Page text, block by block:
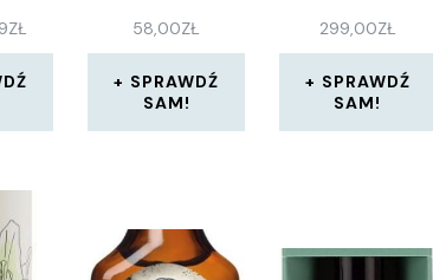
ZŁ
ML
58,00ZŁ
SPRAWDŹ
SAM!
50ML
299,00ZŁ
SPRAWDŹ
SAM!